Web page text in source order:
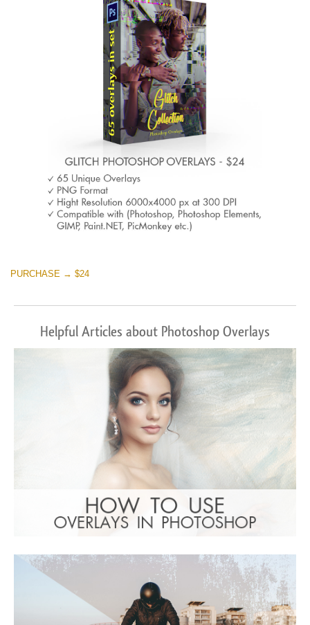
PURCHASE → $24
Helpful Articles about Photoshop Overlays